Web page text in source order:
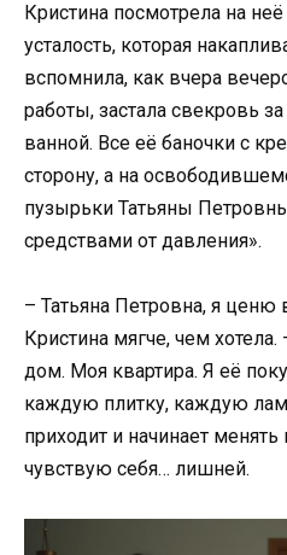
Кристина посмотрела на
усталость, которая
вспомнила, как вчера
работы, застала свекровь
ванной. Все её баночки с
сторону, а на
пузырьки Татьяны
средствами от давления».
– Татьяна Петровна, я ценю
Кристина мягче, чем
дом. Моя квартира. Я её
каждую плитку, каждую
приходит и начинает
чувствую себя… лишней.